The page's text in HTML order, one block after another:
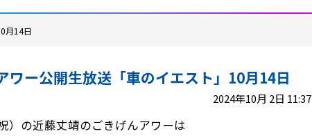
月14日
ワー公開生放送「車のイエスト」10月14日
2024年10月 2日 11:37
）の近藤丈靖のごきげんアワーは